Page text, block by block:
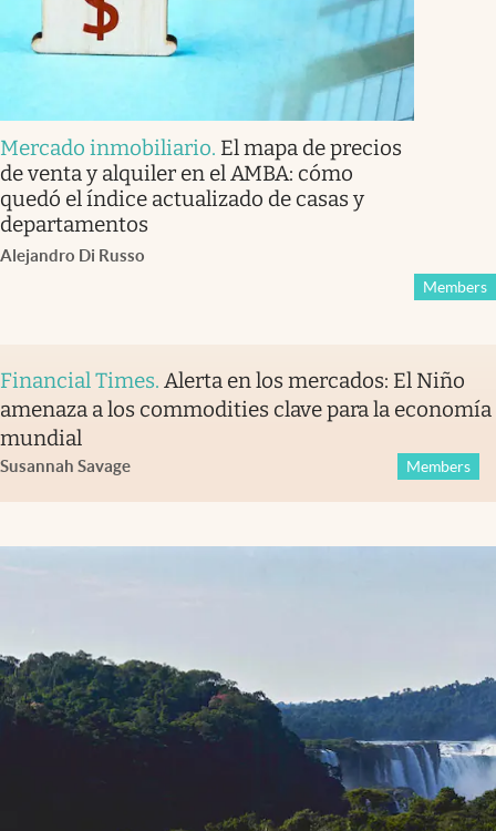
Mercado inmobiliario. El mapa de precios
de venta y alquiler en el AMBA: cómo
quedó el índice actualizado de casas y
departamentos
Alejandro Di Russo
Members
Financial Times. Alerta en los mercados: El Niño
amenaza a los commodities clave para la economía
mundial
Susannah Savage Members